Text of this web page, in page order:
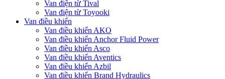
Van điện từ Tival
Van điện từ Toyooki
Van điều khiển
Van điều khiển AKO
Van điều khiển Anchor Fluid Power
Van điều khiển Asco
Van điều khiển Aventics
Van điều khiển Azbil
Van điều khiển Brand Hydraulics